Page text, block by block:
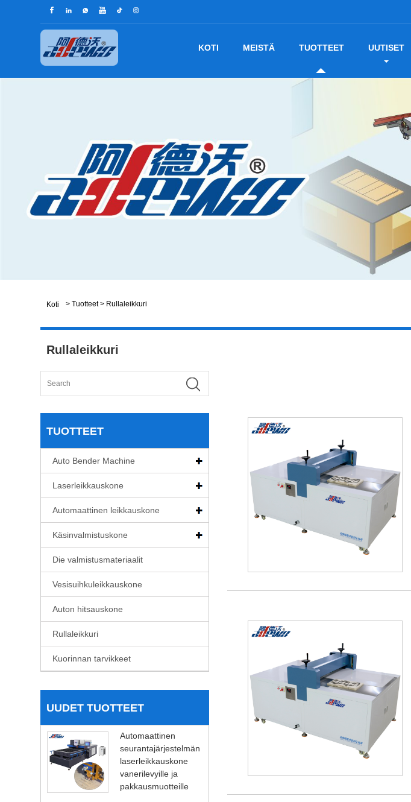
KOTI MEISTÄ TUOTTEET UUTISET
Koti > Tuotteet> Rullaleikkuri
Rullaleikkuri
TUOTTEET
Auto Bender Machine
Laserleikkauskone
Automaattinen leikkauskone
Käsinvalmistuskone
Die valmistusmateriaalit
Vesisuihkuleikkauskone
Auton hitsauskone
Rullaleikkuri
Kuorinnan tarvikkeet
UUDET TUOTTEET
Automaattinen
seurantajärjestelmän
laserleikkauskone
vanerilevyille ja
pakkausmuotteille